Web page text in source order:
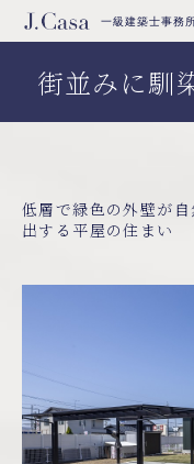
一級建築士事務
街並みに馴
低層で緑色の外壁が
出する平屋の住まい